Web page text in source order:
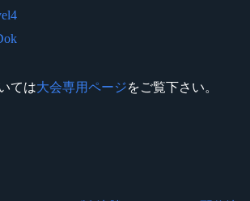
ては大会専用ページをご覧下さい。